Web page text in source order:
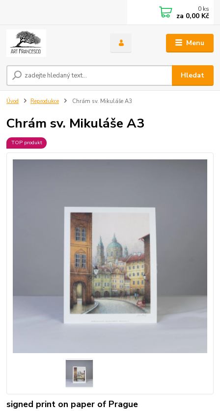
Menu
Hledat
0 ks
za 0,00 Kč
Úvod Reprodukce Chrám sv. Mikuláše A3
Chrám sv. Mikuláše A3
TOP produkt
signed print on paper of Prague